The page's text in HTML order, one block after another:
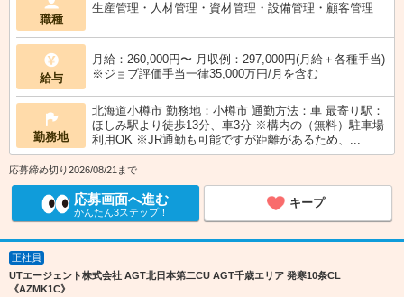
職種
生産管理・人材管理・資材管理・設備管理・顧客管理
給与
月給：260,000円〜 月収例：297,000円(月給＋各種手当)
※ジョブ評価手当一律35,000万円/月を含む
勤務地
北海道小樽市 勤務地：小樽市 通勤方法：車 最寄り駅：
ほしみ駅より徒歩13分、車3分 ※構内の（無料）駐車場
利用OK ※JR通勤も可能ですが距離があるため、...
応募締め切り2026/08/21まで
応募画面へ進む
かんたん3ステップ！
キープ
正社員
UTエージェント株式会社 AGT北日本第二CU AGT千歳エリア 発寒10条CL
《AZMK1C》